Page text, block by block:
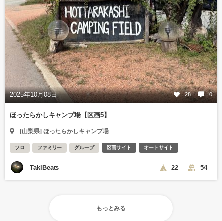
2025年10月08日 28 0
ほったらかしキャンプ場【区画5】
[山梨県] ほったらかしキャンプ場
ソロ ファミリー グループ 区画サイト オートサイト
TakiBeats 22 54
もっとみる